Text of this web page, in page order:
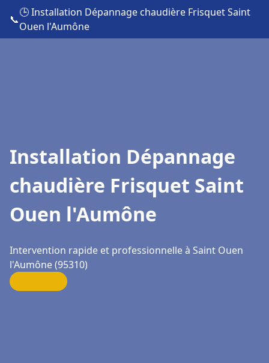
📞
🕒 Installation Dépannage chaudière Frisquet Saint
Ouen l'Aumône
Installation Dépannage
chaudière Frisquet Saint
Ouen l'Aumône
Intervention rapide et professionnelle à Saint Ouen
l'Aumône (95310)